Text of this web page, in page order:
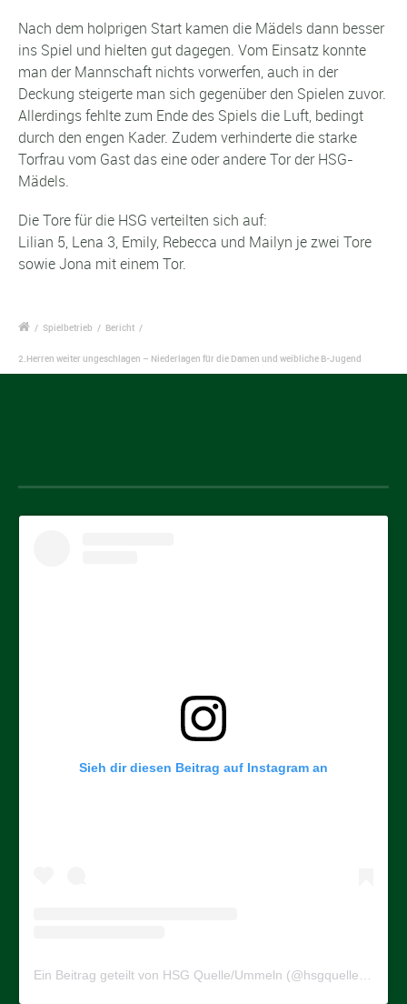
Nach dem holprigen Start kamen die Mädels dann besser
ins Spiel und hielten gut dagegen. Vom Einsatz konnte
man der Mannschaft nichts vorwerfen, auch in der
Deckung steigerte man sich gegenüber den Spielen zuvor.
Allerdings fehlte zum Ende des Spiels die Luft, bedingt
durch den engen Kader. Zudem verhinderte die starke
Torfrau vom Gast das eine oder andere Tor der HSG-
Mädels.
Die Tore für die HSG verteilten sich auf:
Lilian 5, Lena 3, Emily, Rebecca und Mailyn je zwei Tore
sowie Jona mit einem Tor.
/ Spielbetrieb / Bericht /
2.Herren weiter ungeschlagen – Niederlagen für die Damen und weibliche B-Jugend
Sieh dir diesen Beitrag auf Instagram an